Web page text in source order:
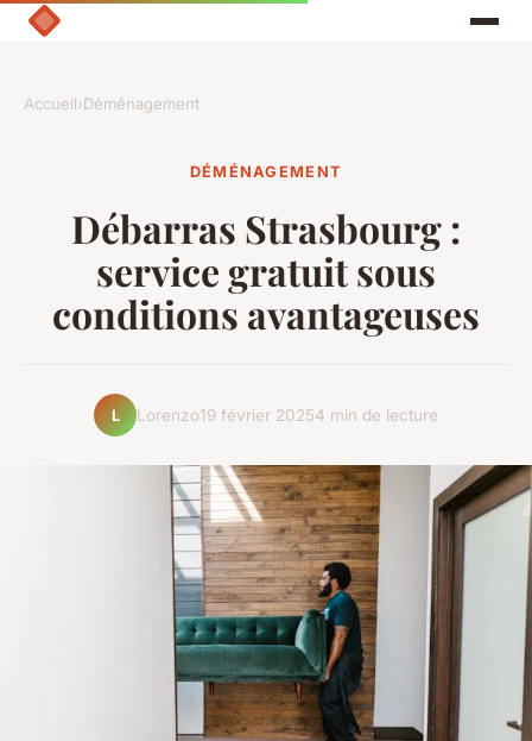
Accueil›Déménagement
DÉMÉNAGEMENT
Débarras Strasbourg :
service gratuit sous
conditions avantageuses
L Lorenzo19 février 20254 min de lecture